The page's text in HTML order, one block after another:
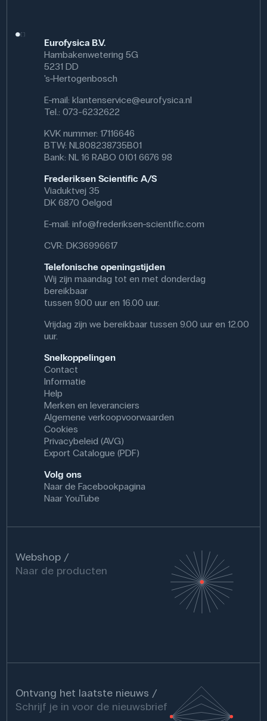
Eurofysica B.V.
Hambakenwetering 5G
5231 DD
's-Hertogenbosch
E-mail:klantenservice@eurofysica.nl
Tel.: 073-6232622
KVK nummer: 17116646
BTW: NL808238735B01
Bank: NL 16 RABO 0101 6676 98
Frederiksen Scientific A/S
Viaduktvej 35
DK 6870 Oelgod
E-mail:info@frederiksen-scientific.com
CVR: DK36996617
Telefonische openingstijden
Wij zijn maandag tot en met donderdag
bereikbaar
tussen 9.00 uur en 16.00 uur.
Vrijdag zijn we bereikbaar tussen 9.00 uur en 12.00
uur.
Snelkoppelingen
Contact
Informatie
Help
Merken en leveranciers
Algemene verkoopvoorwaarden
Cookies
Privacybeleid (AVG)
Export Catalogue (PDF)
Volg ons
Naar de Facebookpagina
Naar YouTube
Webshop
Naar de producten
Ontvang het laatste nieuws
Schrijf je in voor de nieuwsbrief